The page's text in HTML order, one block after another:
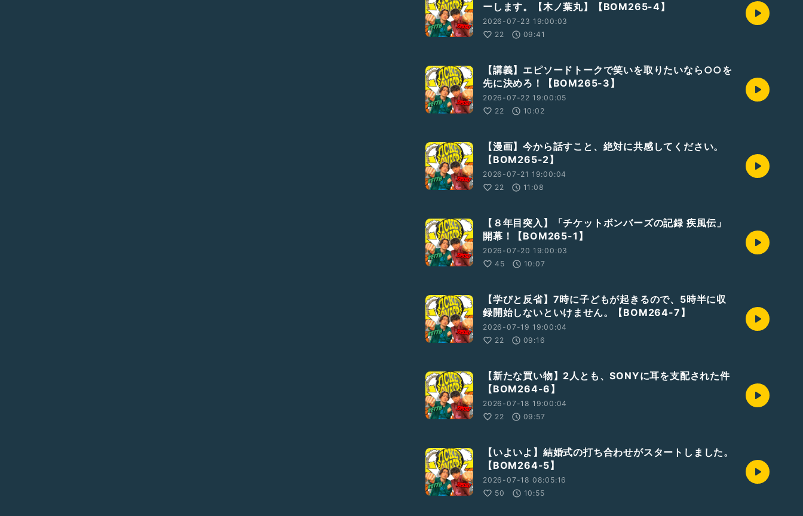
ーします。【木ノ葉丸】【BOM265-4】
2026-07-23 19:00:03
22
09:41
【講義】エピソードトークで笑いを取りたいなら○○を
先に決めろ！【BOM265-3】
2026-07-22 19:00:05
22
10:02
【漫画】今から話すこと、絶対に共感してください。
【BOM265-2】
2026-07-21 19:00:04
22
11:08
【８年目突入】「チケットボンバーズの記録 疾風伝」
開幕！【BOM265-1】
2026-07-20 19:00:03
45
10:07
【学びと反省】7時に子どもが起きるので、5時半に収
録開始しないといけません。【BOM264-7】
2026-07-19 19:00:04
22
09:16
【新たな買い物】2人とも、SONYに耳を支配された件
【BOM264-6】
2026-07-18 19:00:04
22
09:57
【いよいよ】結婚式の打ち合わせがスタートしました。
【BOM264-5】
2026-07-18 08:05:16
50
10:55